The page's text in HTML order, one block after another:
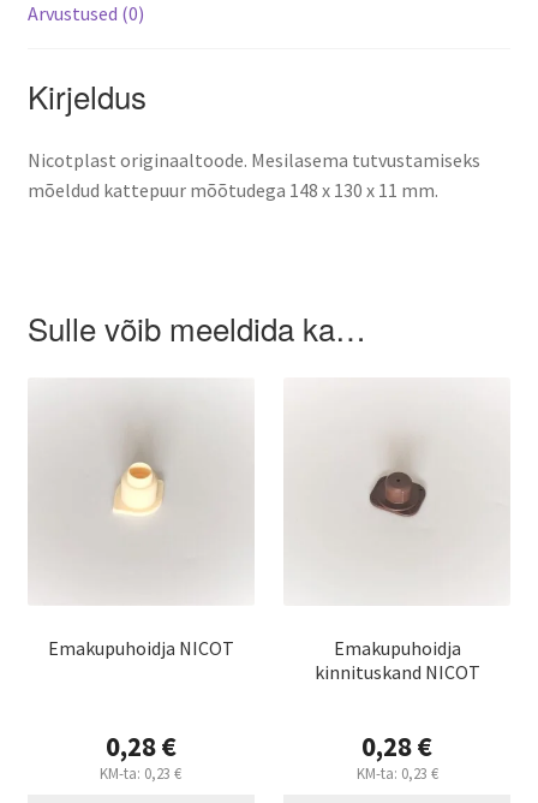
Kuidas valida meevurr – tüübid ja suurus
Varroa mite control – when and how
Arvustused (0)
Kirjeldus
Nicotplast originaaltoode. Mesilasema tutvustamiseks
mõeldud kattepuur mõõtudega 148 x 130 x 11 mm.
Sulle võib meeldida ka…
Emakupuhoidja NICOT
0,28€
KM-ta: 0,23€
Emakupuhoidja
kinnituskand NICOT
0,28€
KM-ta: 0,23 €